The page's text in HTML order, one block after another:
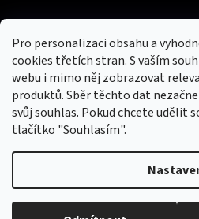
Pro personalizaci obsahu a
cookies třetích stran. S vaším
webu i mimo něj zobrazovat
produktů. Sběr těchto dat
svůj souhlas. Pokud chcete udělit
tlačítko "Souhlasím".
Nový obchod s batohy, cestovními